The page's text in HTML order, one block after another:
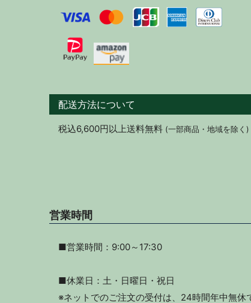
配送方法について
税込6,600円以上送料無料 (一部商品・地域を除く)
営業時間
■営業時間：9:00～17:30
■休業日：土・日曜日・祝日
※ネットでのご注文の受付は、24時間年中無休